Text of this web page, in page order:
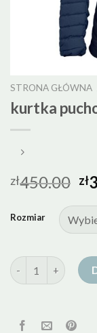
STRONA GŁÓWNA
kurtka
zł450.00 zł
Rozmiar
ilość kurtka